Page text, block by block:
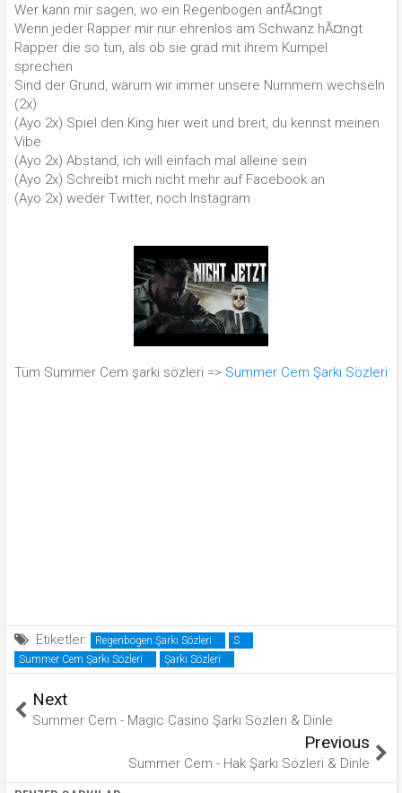
Wer kann mir sagen, wo ein Regenbogen anfÃ¤ngt
Wenn jeder Rapper mir nur ehrenlos am Schwanz hÃ¤ngt
Rapper die so tun, als ob sie grad mit ihrem Kumpel
sprechen
Sind der Grund, warum wir immer unsere Nummern wechseln
(2x)
(Ayo 2x) Spiel den King hier weit und breit, du kennst meinen
Vibe
(Ayo 2x) Abstand, ich will einfach mal alleine sein
(Ayo 2x) Schreibt mich nicht mehr auf Facebook an
(Ayo 2x) weder Twitter, noch Instagram
Tüm Summer Cem şarkı sözleri => Summer Cem Şarkı Sözleri
Etiketler: Regenbogen Şarkı Sözleri
S
Summer Cem Şarkı Sözleri
Şarkı Sözleri
Next
Summer Cem - Magic Casino Şarkı Sözleri & Dinle
Previous
Summer Cem - Hak Şarkı Sözleri & Dinle